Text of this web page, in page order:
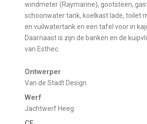
windmeter (Raymarine), gootsteen,
schoonwater tank, koelkast lade, toilet
en vuilwatertank en een tafel voor in
Daarnaast is zijn de banken en de
van Esthec.
Ontwerper
Van de Stadt Design
Werf
Jachtwerf Heeg